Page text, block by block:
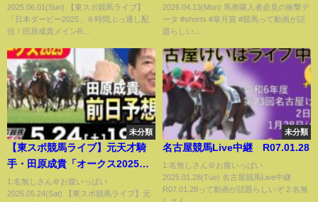
気配判断！大澤アナ＆記者チー
ムが最終Rまでリレー形式で出
会or反省会
2025.06.01(Sun) 【東スポ競馬ライブ】
「日本ダービー2025」８時間ぶっ通し配
信！田原成貴メインR...
2026.04.13(Mon) 馬券購入者必見の衝撃デ
ータ #shorts #皐月賞 #競馬って動画が話
題らしい...
未分類
【東スポ競馬ライブ】元天才騎
手・田原成貴「オークス2025」
前日ライブ予想会~一緒に馬券検
討しましょう！~《東スポ競馬》
1:名無しさん＠お腹いっぱい
2025.05.24(Sat) 【東スポ競馬ライブ】元
未分類
名古屋競馬Live中継 R07.01.28
1:名無しさん＠お腹いっぱい
2025.01.28(Tue) 名古屋競馬Live中継
R07.01.28って動画が話題らしいぞ 2:名無